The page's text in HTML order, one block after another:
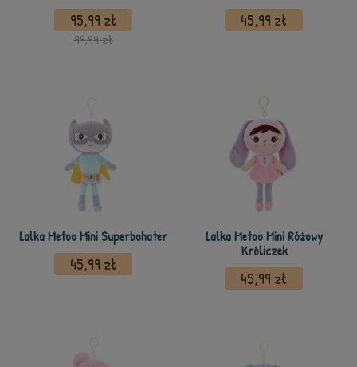
95,99 zł
99,99 zł
45,99 zł
Lalka Metoo Mini Superbohater
45,99 zł
Lalka Metoo Mini Różowy
Króliczek
45,99 zł